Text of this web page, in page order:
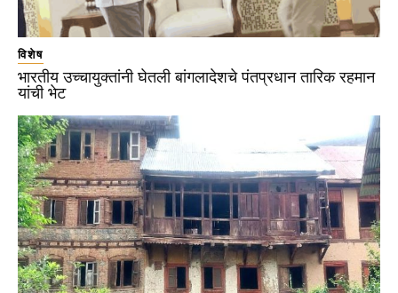
विशेष
भारतीय उच्चायुक्तांनी घेतली बांगलादेशचे पंतप्रधान तारिक रहमान
यांची भेट